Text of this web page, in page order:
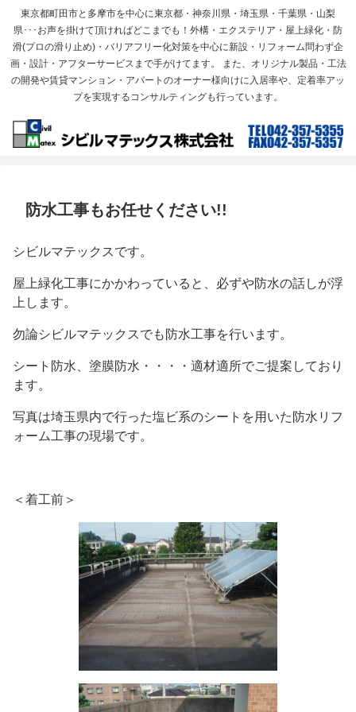
東京都町田市と多摩市を中心に東京都・神奈川県・埼玉県・千葉県・山梨
県･･･お声を掛けて頂ければどこまでも！外構・エクステリア・屋上緑化・防
滑(プロの滑り止め)・バリアフリー化対策を中心に新設・リフォーム問わず企
画・設計・アフターサービスまで手がけてます。 また、オリジナル製品・工法
の開発や賃貸マンション・アパートのオーナー様向けに入居率や、定着率アッ
プを実現するコンサルティングも行っています。
防水工事もお任せください!!
シビルマテックスです。
屋上緑化工事にかかわっていると、必ずや防水の話しが浮
上します。
勿論シビルマテックスでも防水工事を行います。
シート防水、塗膜防水・・・・適材適所でご提案しており
ます。
写真は埼玉県内で行った塩ビ系のシートを用いた防水リフ
ォーム工事の現場です。
＜着工前＞